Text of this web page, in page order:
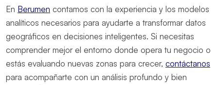
En Berumen contamos con la experiencia y los modelos
analíticos necesarios para ayudarte a transformar datos
geográficos en decisiones inteligentes. Si necesitas
comprender mejor el entorno donde opera tu negocio o
estás evaluando nuevas zonas para crecer, contáctanos
para acompañarte con un análisis profundo y bien